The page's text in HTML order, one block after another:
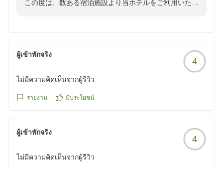
この度は、数ある宿泊施設より当ホテルをご利用いただ
いただきました。
しかしながら、サウナ付き中浴場をご利用いただけなか
ったことは、私どもといたしましてもとても残念です。
たいへん人気があり、特に男性のサウナ室からは遠州灘
が一望出来ますのでリピートされるお客様もたくさんい
せ。
ねんいちしんじゅく様のご再訪を心よりお待ちいたして
おります。
ผู้เข้าพักจริง
4
ไม่มีความคิดเห็นจากผู้รีวิว
รายงาน มีประโยชน์
ผู้เข้าพักจริง
4
ไม่มีความคิดเห็นจากผู้รีวิว